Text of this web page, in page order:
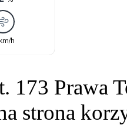
173 Prawa
strona